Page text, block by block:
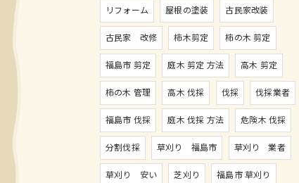
リフォーム
屋根の塗装
古民家改装
古民家 改修
柿木剪定
柿の木 剪定
福島市 剪定
庭木 剪定 方法
高木 剪定
柿の木 管理
高木 伐採 伐採
伐採業者
福島市 伐採
庭木 伐採 方法
危険木 伐採
分割伐採
草刈り 福島市
草刈り 業者
草刈り 安い
芝刈り
福島市 草刈り